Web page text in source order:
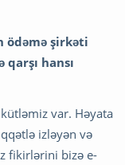
ödəmə şirkəti
hansı
var. Həyata
izləyən və
fikirlərini bizə e-